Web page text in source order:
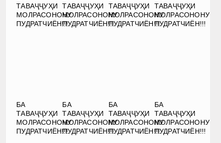
ТАВАҶҶУҲИ
МОЛРАСОНОНУ
ПУДРАТЧИЁН!!!
ТАВАҶҶУҲИ
МОЛРАСОНОНУ
ПУДРАТЧИЁН!!!
ТАВАҶҶУҲИ
МОЛРАСОНОНУ
ПУДРАТЧИЁН!!!
ТАВАҶҶУҲИ
МОЛРАСОНОНУ
ПУДРАТЧИЁН!!!
БА
ТАВАҶҶУҲИ
МОЛРАСОНОНУ
ПУДРАТЧИЁН!!!
БА
ТАВАҶҶУҲИ
МОЛРАСОНОНУ
ПУДРАТЧИЁН!!!
БА
ТАВАҶҶУҲИ
МОЛРАСОНОНУ
ПУДРАТЧИЁН!!!
БА
ТАВАҶҶУҲИ
МОЛРАСОНОНУ
ПУДРАТЧИЁН!!!